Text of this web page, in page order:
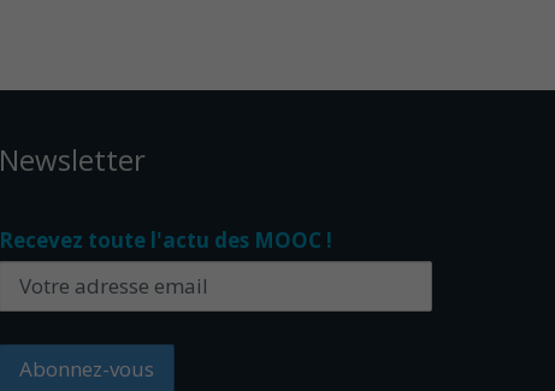
Newsletter
Recevez toute l'actu des MOOC !